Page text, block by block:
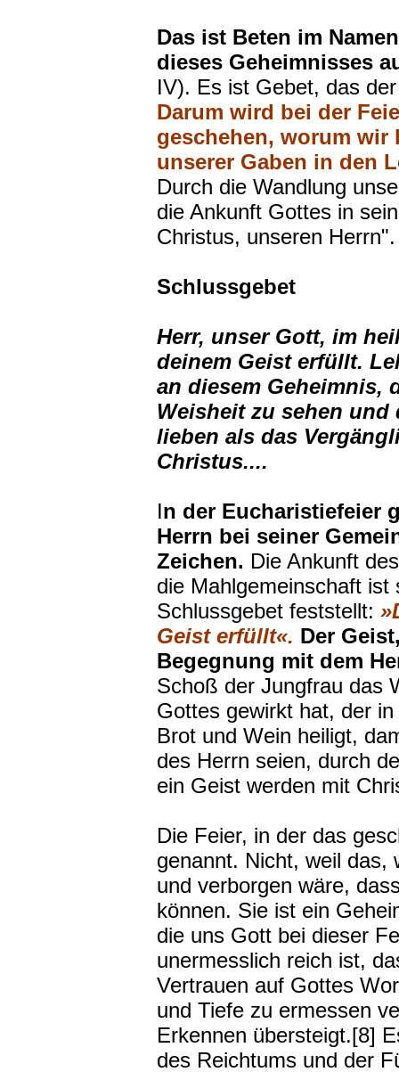
Das ist Beten im
dieses Geheimnisses
IV). Es ist Gebet, das
Darum wird bei der
geschehen, worum
unserer Gaben in den
Durch die Wandlung
die Ankunft Gottes in
Christus, unseren Herrn".
Schlussgebet
Herr, unser Gott, im
deinem Geist erfüllt.
an diesem Geheimnis,
Weisheit zu sehen und
lieben als das
Christus....
In der Eucharistiefeier
Herrn bei seiner
Zeichen. Die Ankunft
die Mahlgemeinschaft ist
Schlussgebet feststellt:
Geist erfüllt«. Der
Begegnung mit dem
Schoß der Jungfrau das
Gottes gewirkt hat, der
Brot und Wein heiligt,
des Herrn seien, durch
ein Geist werden mit
Die Feier, in der das
genannt. Nicht, weil das,
und verborgen wäre,
können. Sie ist ein
die uns Gott bei dieser
unermesslich reich ist,
Vertrauen auf Gottes
und Tiefe zu ermessen
Erkennen übersteigt.[8]
des Reichtums und der